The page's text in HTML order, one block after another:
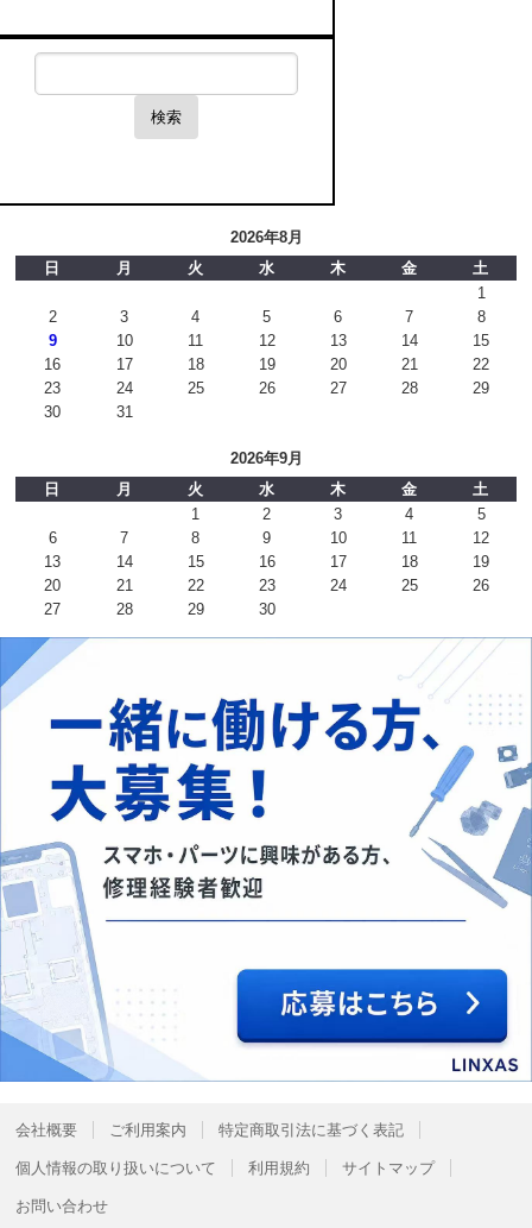
検索
2026年8月
日
月 火 水 木 金
土
1
2
3 4 5 6 7
8
9
10 11 12 13 14
15
16
17 18 19 20 21
22
23
24 25 26 27 28
29
30
31
2026年9月
日
月 火 水 木 金
土
1
2 3 4
5
6
7 8 9 10 11
12
13
14 15 16 17 18
19
20
21 22 23 24 25
26
27
28 29 30
会社概要 ご利用案内 特定商取引法に基づく表記
個人情報の取り扱いについて 利用規約 サイトマップ
お問い合わせ